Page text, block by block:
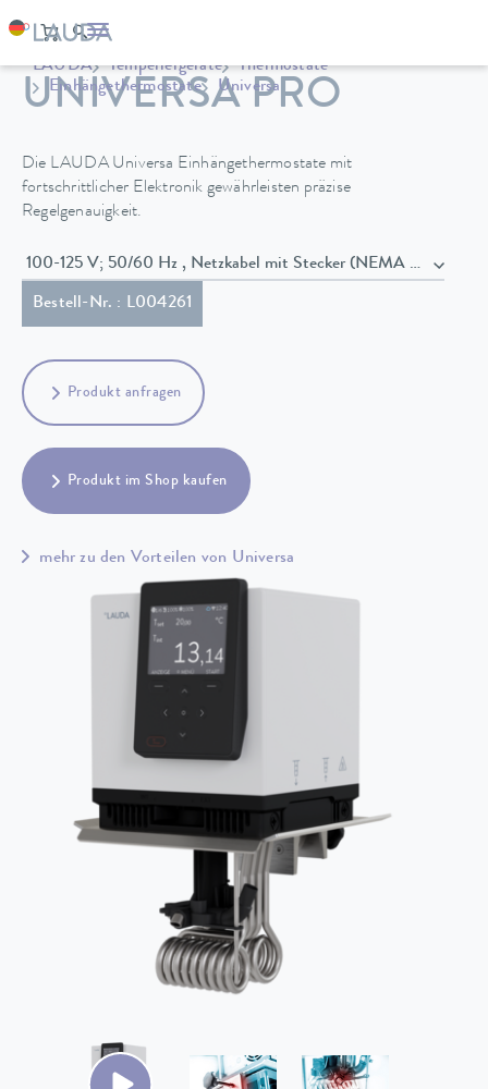
LAUDA Temperiergeräte
Thermostate
Einhängethermostate
Universa
UNIVERSA PRO
Die LAUDA Universa Einhängethermostate mit
fortschrittlicher Elektronik gewährleisten präzise
Regelgenauigkeit.
100-125 V; 50/60 Hz , Netzkabel mit Stecker (NEMA 5-15P)
Bestell-Nr. : L004261
Produkt anfragen
Produkt im Shop kaufen
mehr zu den Vorteilen von Universa